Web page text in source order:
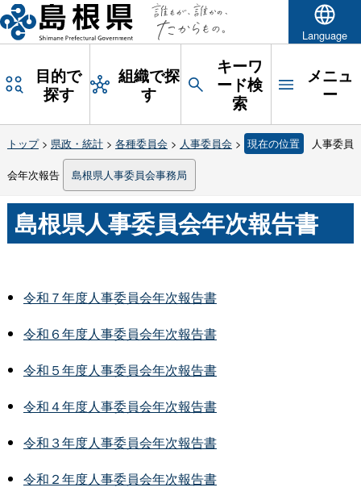
Language
目的で
探す
組織で探
す
キーワ
ード検
索
メニュ
ー
トップ> 県政・統計> 各種委員会 > 人事委員会 > 現在の位置 人事委員
会年次報告 島根県人事委員会事務局
島根県人事委員会年次報告書
令和７年度人事委員会年次報告書
令和６年度人事委員会年次報告書
令和５年度人事委員会年次報告書
令和４年度人事委員会年次報告書
令和３年度人事委員会年次報告書
令和２年度人事委員会年次報告書